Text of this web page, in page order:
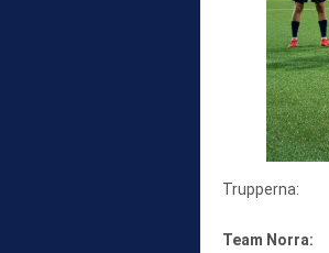
Trupperna:
Team Norra: